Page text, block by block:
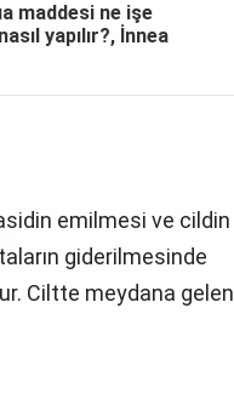
maddesi ne işe
yapılır?, İnnea
emilmesi ve cildin
giderilmesinde
Ciltte meydana gelen